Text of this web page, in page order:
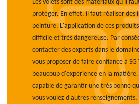
Les volets sont des matériaux qu'il
protéger. En effet, il faut réaliser des
peinture. L'application de ces
difficile et très dangereuse. Par
contacter des experts dans le
vous proposer de faire confiance à
beaucoup d'expérience en la
capable de garantir une très bonne
vous voulez d'autres